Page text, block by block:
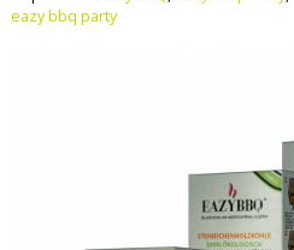
eazy bbq party